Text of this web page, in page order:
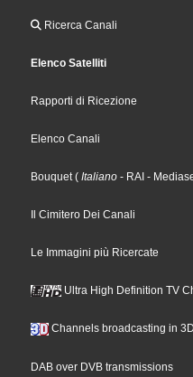
Ricerca Canali
Elenco Satelliti
Rapporti di Ricezione
Elenco Canali
Bouquet ( Italiano - RAI -
Il Cimitero Dei Canali
Le Immagini più Ricercate
Ultra High Definition TV
Channels broadcasting in 3D
DAB over DVB transmissions